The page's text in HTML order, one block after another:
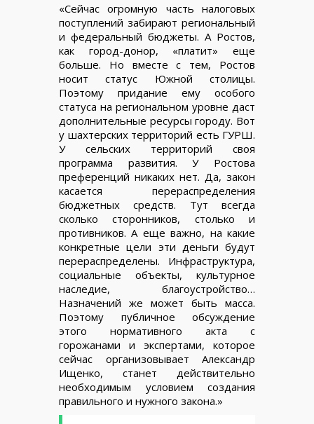
«Сейчас огромную часть налоговых
поступлений забирают региональный
и федеральный бюджеты. А Ростов,
как город-донор, «платит» еще
больше. Но вместе с тем, Ростов
носит статус Южной столицы.
Поэтому придание ему особого
статуса на региональном уровне даст
дополнительные ресурсы городу. Вот
у шахтерских территорий есть ГУРШ.
У сельских территорий своя
программа развития. У Ростова
преференций никаких нет. Да, закон
касается перераспределения
бюджетных средств. Тут всегда
сколько сторонников, столько и
противников. А еще важно, на какие
конкретные цели эти деньги будут
перераспределены. Инфраструктура,
социальные объекты, культурное
наследие, благоустройство…
Назначений же может быть масса.
Поэтому публичное обсуждение
этого нормативного акта с
горожанами и экспертами, которое
сейчас организовывает Александр
Ищенко, станет действительно
необходимым условием создания
правильного и нужного закона.»